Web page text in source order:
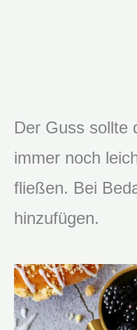
Der Guss sollte
immer noch
fließen. Bei
hinzufügen.